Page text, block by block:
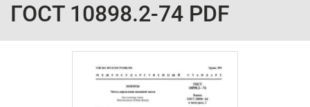
ГОСТ 10898.2-74 PDF